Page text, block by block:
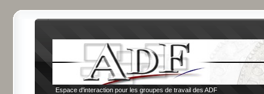
Espace d'interaction pour les groupes de travail des ADF